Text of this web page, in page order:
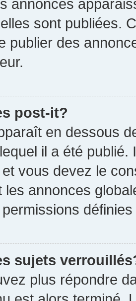
annonces
sont publiées.
publier des
post-it?
en dessous
il a été
vous devez le
les annonces
définies
sujets
plus répondre